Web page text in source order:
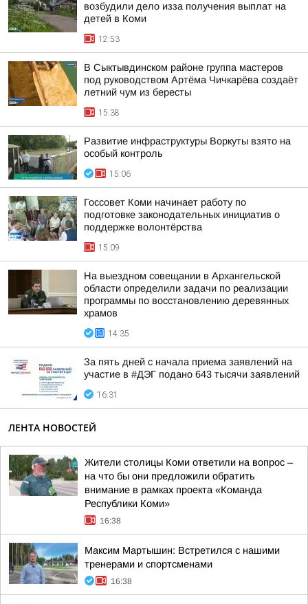
возбудили дело изза получения выплат на
детей в Коми
12:53
В Сыктывдинском районе группа мастеров
под руководством Артёма Чичкарёва создаёт
летний чум из бересты
15:38
Развитие инфраструктуры Воркуты взято на
особый контроль
15:06
Госсовет Коми начинает работу по
подготовке законодательных инициатив о
поддержке волонтёрства
15:09
На выездном совещании в Архангельской
области определили задачи по реализации
программы по восстановлению деревянных
храмов
14:35
За пять дней с начала приема заявлений на
участие в #ДЭГ подано 643 тысячи заявлений
16:31
ЛЕНТА НОВОСТЕЙ
Жители столицы Коми ответили на вопрос –
на что бы они предложили обратить
внимание в рамках проекта «Команда
Республики Коми»
16:38
Максим Мартышин: Встретился с нашими
тренерами и спортсменами
16:38